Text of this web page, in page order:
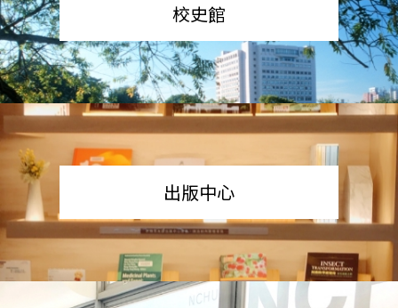
校史館
出版中心